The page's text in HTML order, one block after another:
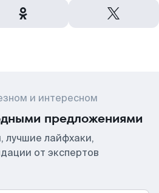
и интересном
предложениями
лучшие лайфхаки,
от экспертов